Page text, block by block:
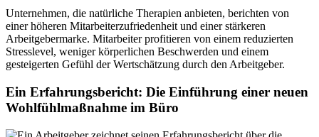
Unternehmen, die natürliche Therapien anbieten, berichten von
einer höheren Mitarbeiterzufriedenheit und einer stärkeren
Arbeitgebermarke. Mitarbeiter profitieren von einem reduzierten
Stresslevel, weniger körperlichen Beschwerden und einem
gesteigerten Gefühl der Wertschätzung durch den Arbeitgeber.
Ein Erfahrungsbericht: Die Einführung einer neuen
Wohlfühlmaßnahme im Büro